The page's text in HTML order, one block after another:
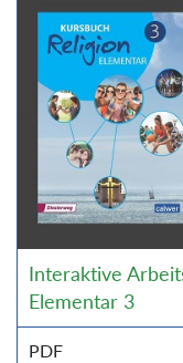
Interaktive
Elementar 3
PDF